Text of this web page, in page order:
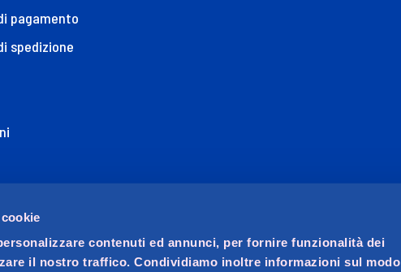
contenuti ed annunci, per fornire funzionalità dei
il nostro traffico. Condividiamo inoltre informazioni sul modo
pagamento
spedizione
di Accessibilità